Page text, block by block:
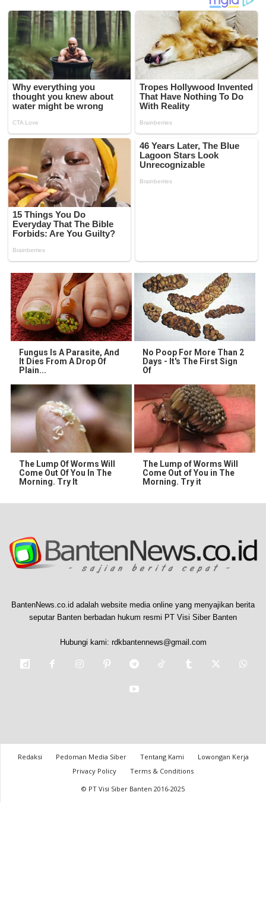
Fungus Is A Parasite, And
It Dies From A Drop Of
Plain...
No Poop For More Than 2
Days - It's The First Sign
Of
The Lump Of Worms Will
Come Out Of You In The
Morning. Try It
The Lump of Worms Will
Come Out of You in The
Morning. Try it
BantenNews.co.id adalah website media online yang menyajikan berita
seputar Banten berbadan hukum resmi PT Visi Siber Banten
Hubungi kami: rdkbantennews@gmail.com
Redaksi Pedoman Media Siber Tentang Kami
Lowongan Kerja
Privacy Policy
Terms & Conditions
© PT Visi Siber Banten 2016-2025